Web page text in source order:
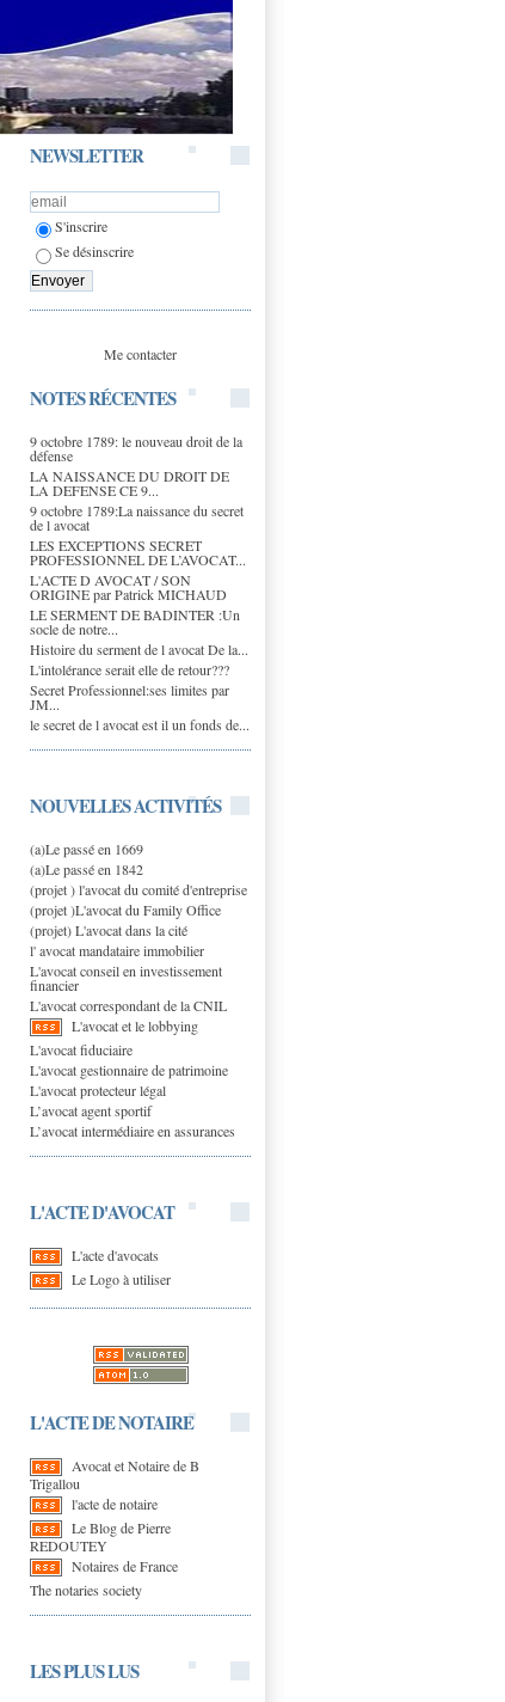
NEWSLETTER
S'inscrire
Se désinscrire
Me contacter
NOTES RÉCENTES
9 octobre 1789: le nouveau droit de la
défense
LA NAISSANCE DU DROIT DE
LA DEFENSE CE 9...
9 octobre 1789:La naissance du secret
de l avocat
LES EXCEPTIONS SECRET
PROFESSIONNEL DE L’AVOCAT...
L'ACTE D AVOCAT / SON
ORIGINE par Patrick MICHAUD
LE SERMENT DE BADINTER :Un
socle de notre...
Histoire du serment de l avocat De la...
L'intolérance serait elle de retour???
Secret Professionnel:ses limites par
JM...
le secret de l avocat est il un fonds de...
NOUVELLES ACTIVITÉS
(a)Le passé en 1669
(a)Le passé en 1842
(projet ) l'avocat du comité d'entreprise
(projet )L'avocat du Family Office
(projet) L'avocat dans la cité
l' avocat mandataire immobilier
L'avocat conseil en investissement
financier
L'avocat correspondant de la CNIL
L'avocat et le lobbying
L'avocat fiduciaire
L'avocat gestionnaire de patrimoine
L'avocat protecteur légal
L’avocat agent sportif
L’avocat intermédiaire en assurances
L'ACTE D'AVOCAT
L'acte d'avocats
Le Logo à utiliser
L'ACTE DE NOTAIRE
Avocat et Notaire de B
Trigallou
l'acte de notaire
Le Blog de Pierre
REDOUTEY
Notaires de France
The notaries society
LES PLUS LUS